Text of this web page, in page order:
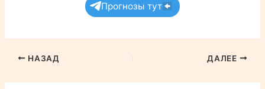
Прогнозы тут
НАЗАД ДАЛЕЕ